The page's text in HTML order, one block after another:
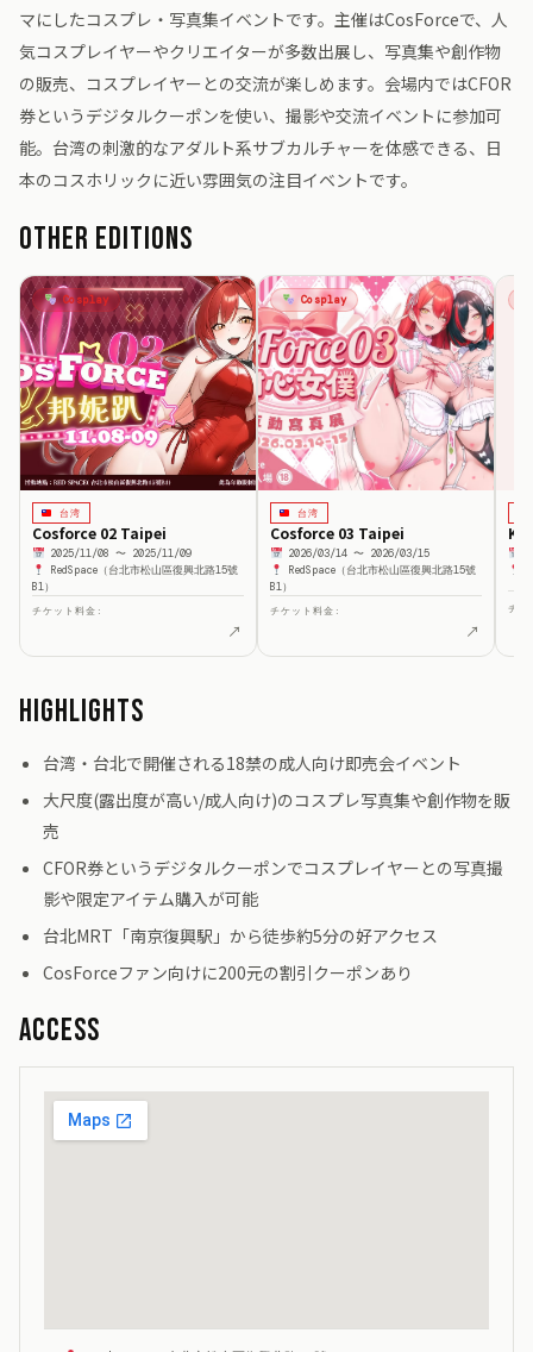
マにしたコスプレ・写真集イベントです。主催はCosForceで、人
気コスプレイヤーやクリエイターが多数出展し、写真集や創作物
の販売、コスプレイヤーとの交流が楽しめます。会場内ではCFOR
券というデジタルクーポンを使い、撮影や交流イベントに参加可
能。台湾の刺激的なアダルト系サブカルチャーを体感できる、日
本のコスホリックに近い雰囲気の注目イベントです。
Other Editions
Cosplay
台湾
Cosforce 02 Taipei
2025/11/08 〜 2025/11/09
RedSpace（台北市松山區復興北路15號
B1）
チケット料金:
↗
Cosplay
台湾
Cosforce 03 Taipei
2026/03/14 〜 2026/03/15
RedSpace（台北市松山區復興北路15號
B1）
チケット料金:
↗
チケ
Highlights
台湾・台北で開催される18禁の成人向け即売会イベント
大尺度(露出度が高い/成人向け)のコスプレ写真集や創作物を販
売
CFOR券というデジタルクーポンでコスプレイヤーとの写真撮
影や限定アイテム購入が可能
台北MRT「南京復興駅」から徒歩約5分の好アクセス
CosForceファン向けに200元の割引クーポンあり
Access